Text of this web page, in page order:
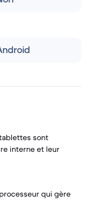
sont
interne et leur
qui gère